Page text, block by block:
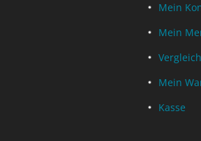
Mein
Mein
Mein
Kasse